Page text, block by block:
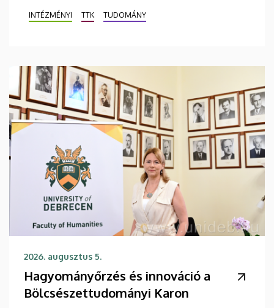
INTÉZMÉNYI TTK TUDOMÁNY
2026. augusztus 5.
Hagyományőrzés és innováció a
Bölcsészettudományi Karon